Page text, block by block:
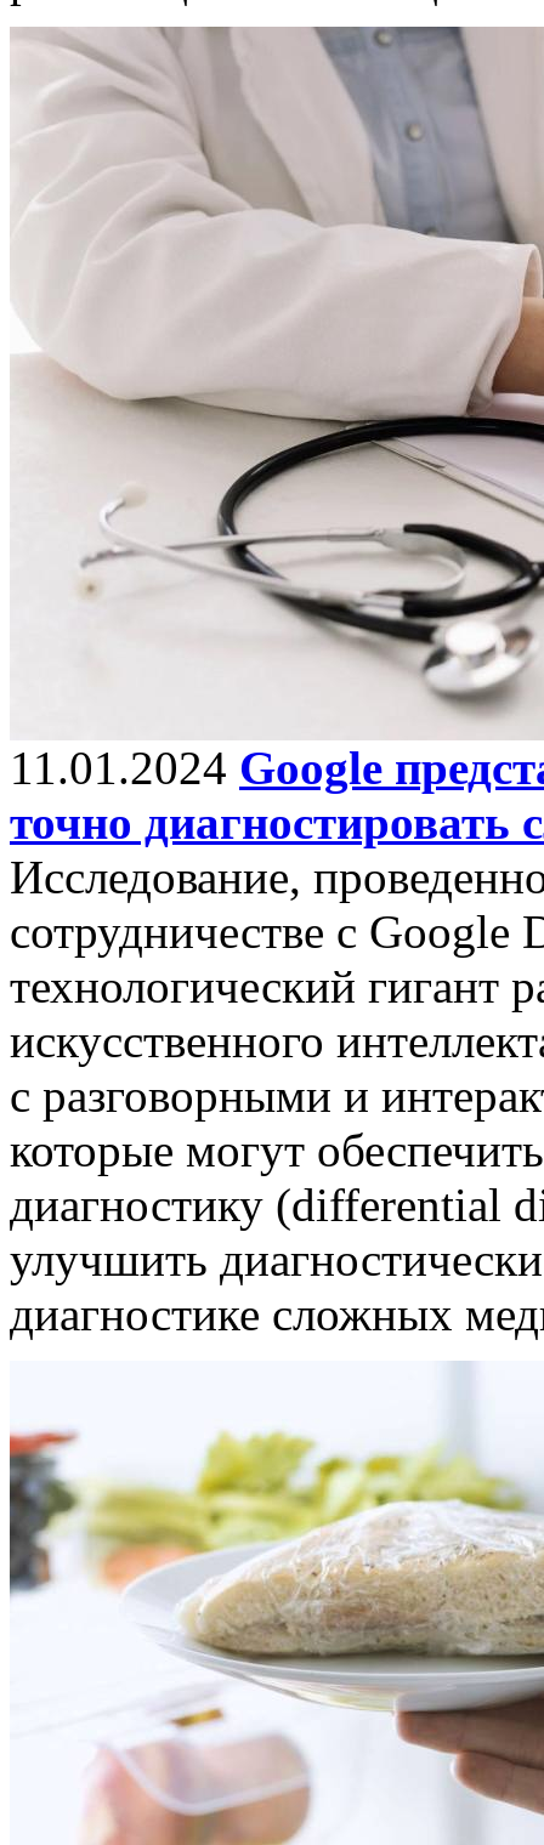
11.01.2024 Google
точно
Исследование,
сотрудничестве с Google
технологический гигант
искусственного
с разговорными и
которые могут
диагностику (differential
улучшить
диагностике сложных